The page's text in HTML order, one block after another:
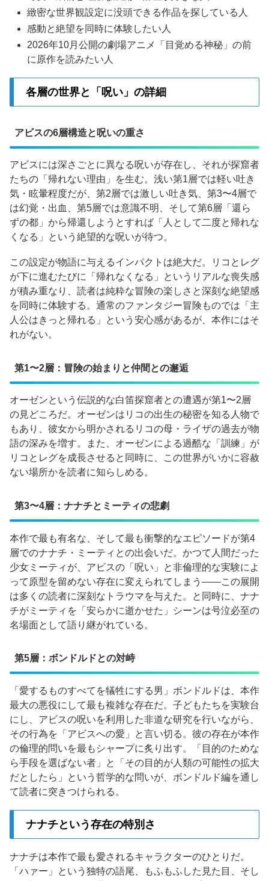
緻密な世界観設定に没頭できる作品を探している人
感動と絶望を同時に体験したい人
2026年10月公開の劇場アニメ「目覚める神秘」の前
に原作を読みたい人
各層の世界と「呪い」の詳細
アビスの6層構造と呪いの重さ
アビスには深さごとに異なる呪いが存在し、それが探窟者
たちの「帰れない理由」を生む。浅い第1層では軽い吐き
気・眩暈程度だが、第2層では激しい吐き気、第3〜4層で
は幻覚・出血、第5層では意識不明、そして第6層「還ら
ずの都」から帰還しようとすれば「人として二度と帰れな
くなる」という絶望的な呪いが待つ。
この設定が物語に与えるインパクトは絶大だ。リコとレグ
が下に進むたびに「帰れなくなる」というリアルな喪失感
が積み重なり、読者は純粋な冒険の楽しさと深刻な絶望感
を同時に体験する。通常のファンタジー冒険ものでは「主
人公はきっと帰れる」という安心感があるが、本作にはそ
れがない。
第1〜2層：冒険の始まりと仲間との邂逅
オーゼンという伝説的な白笛探窟者との遭遇が第1〜2層
の見どころだ。オーゼンはリコの出生の秘密を知る人物で
もあり、彼女から明かされるリコの母・ライザの過去が物
語の深みを増す。また、オーゼンによる過酷な「訓練」が
リコとレグを成長させると同時に、この世界がいかに容赦
ない場所かを読者に知らしめる。
第3〜4層：ナナチとミーティの悲劇
本作で最も有名な、そして最も衝撃的なエピソードが第4
層でのナナチ・ミーティとの出会いだ。かつて人間だった
少女ミーティが、アビスの「呪い」と非倫理的な実験によ
って原型を留めない存在に変えられてしまう——この展開
は多くの読者に深刻なトラウマを与えた。と同時に、ナナ
チがミーティを「安らかに逝かせた」シーンは号泣必至の
名場面として語り継がれている。
第5層：ボンドルドとの対峙
「愛するものすべてを犠牲にする男」ボンドルドは、本作
最大の悪役にして最も複雑な存在だ。子どもたちを実験台
にし、アビスの呪いを利用した非道な研究を行いながら、
その行為を「アビスへの愛」と言い切る。彼の存在が本作
の倫理的問いを最もシャープに炙り出す。「目的のためな
ら手段を選ばない者」と「その目的が人類の可能性の拡大
だとしたら」という哲学的な問いが、ボンドルド編を通し
て読者に突きつけられる。
ナナチという存在の特別さ
ナナチは本作で最も愛されるキャラクターのひとりだ。
「ハァー」という独特の語尾、もふもふした見た目、そし